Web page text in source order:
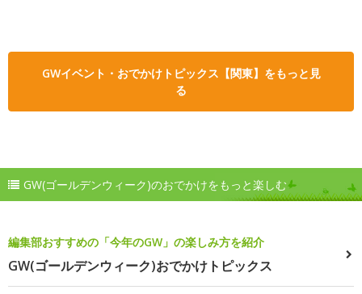
GWイベント・おでかけトピックス【関東】をもっと見
る
GW(ゴールデンウィーク)のおでかけをもっと楽しむ
編集部おすすめの「今年のGW」の楽しみ方を紹介
GW(ゴールデンウィーク)おでかけトピックス